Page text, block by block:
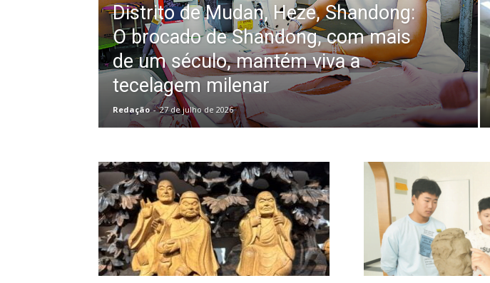
Distrito de Mudan, Heze, Shandong:
O brocado de Shandong, com mais
de um século, mantém viva a
tecelagem milenar
Redação - 27 de julho de 2026